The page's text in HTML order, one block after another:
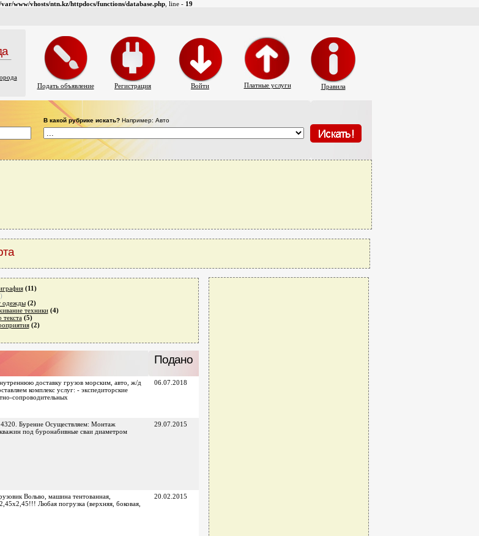
/var/www/vhosts/ntn.kz/httpdocs/functions/database.php , line - 19
Подать объявление
Регистрация Войти Платные услуги Правила
В какой рубрике искать?Например: Авто
(11)
одежды (2)
техники (4)
(5)
(2)
Подано
доставку грузов морским, авто, ж/д
комплекс услуг: - экспедиторские
сопроводительных
06.07.2018
Бурение Осуществляем: Монтаж
под буронабивные сваи диаметром
29.07.2015
Вольво, машина тентованная,
Любая погрузка (верхняя, боковая,
20.02.2015